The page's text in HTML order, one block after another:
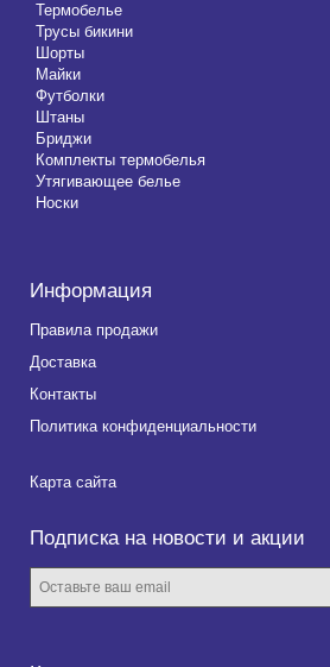
Термобелье
Трусы бикини
Шорты
Майки
Футболки
Штаны
Бриджи
Комплекты термобелья
Утягивающее белье
Носки
Информация
Правила продажи
Доставка
Контакты
Политика конфиденциальности
Карта сайта
Подписка на новости и акции